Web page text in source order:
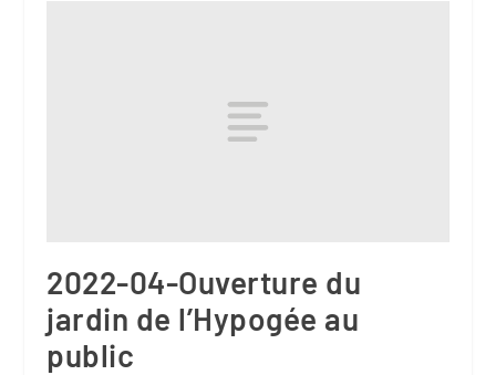
2022-04-Ouverture du
jardin de l’Hypogée au
public